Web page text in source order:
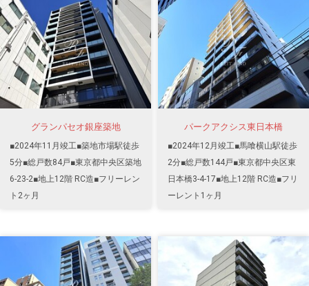
グランパセオ銀座築地
■2024年11月竣工■築地市場駅徒歩
5分■総戸数84戸■東京都中央区築地
6-23-2■地上12階 RC造■フリーレン
ト2ヶ月
パークアクシス東日本橋
■2024年12月竣工■馬喰横山駅徒歩
2分■総戸数144戸■東京都中央区東
日本橋3-4-17■地上12階 RC造■フリ
ーレント1ヶ月